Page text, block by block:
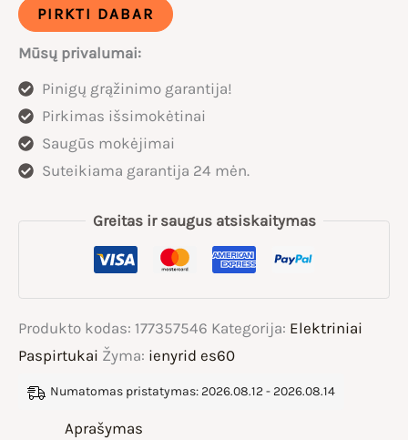
iENYRID
2400W
Elektrinis
paspirtukas
PIRKTI DABAR
Mūsų privalumai:
Pinigų grąžinimo garantija!
Pirkimas išsimokėtinai
Saugūs mokėjimai
Suteikiama garantija 24 mėn.
Greitas ir saugus atsiskaitymas
Produkto kodas: 177357546 Kategorija: Elektriniai
Paspirtukai Žyma: ienyrid es60
Numatomas pristatymas: 2026.08.12 - 2026.08.14
Aprašymas